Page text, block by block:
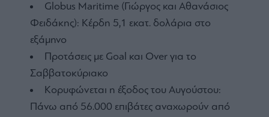
Globus Maritime (Γιώργος και Αθανάσιος
Φειδάκης): Κέρδη 5,1 εκατ. δολάρια στο
εξάμηνο
Προτάσεις με Goal και Over για το
Σαββατοκύριακο
Κορυφώνεται η έξοδος του Αυγούστου:
Πάνω από 56.000 επιβάτες αναχωρούν από